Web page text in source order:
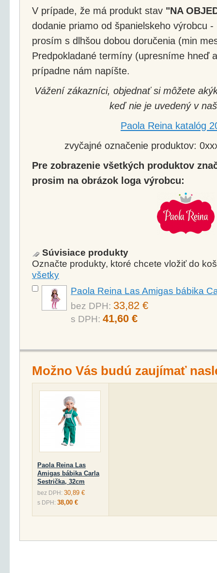
V prípade, že má produkt stav "NA
dodanie priamo od španielskeho výrobcu
prosím s dlhšou dobou doručenia (min
Predpokladané termíny (upresníme hneď
prípadne nám napíšte.
Vážení zákazníci, objednať si môžete
keď nie je uvedený v
Paola Reina katalóg
zvyčajné označenie produktov:
Pre zobrazenie všetkých produktov
prosim na obrázok loga výrobcu:
Súvisiace produkty
Označte produkty, ktoré chcete vložiť do
všetky
Paola Reina Las Amigas bábika
bez DPH: 33,82 €
s DPH: 41,60 €
Možno Vás budú zaujímať
Paola Reina Las
Amigas bábika Carla
Sestrička, 32cm
bez DPH: 30,89 €
s DPH: 38,00 €